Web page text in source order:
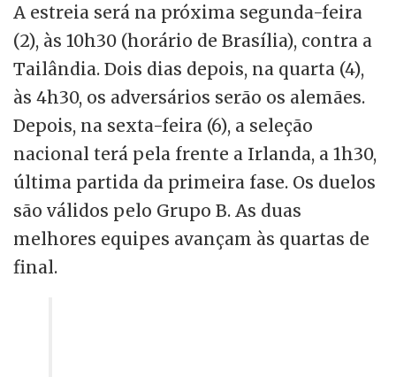
A estreia será na próxima segunda-feira
(2), às 10h30 (horário de Brasília), contra a
Tailândia. Dois dias depois, na quarta (4),
às 4h30, os adversários serão os alemães.
Depois, na sexta-feira (6), a seleção
nacional terá pela frente a Irlanda, a 1h30,
última partida da primeira fase. Os duelos
são válidos pelo Grupo B. As duas
melhores equipes avançam às quartas de
final.